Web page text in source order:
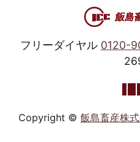
フリーダイヤル 0120-
Copyright © 飯島畜産株